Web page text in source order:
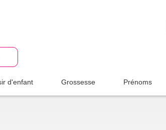
d'enfant Grossesse Prénoms